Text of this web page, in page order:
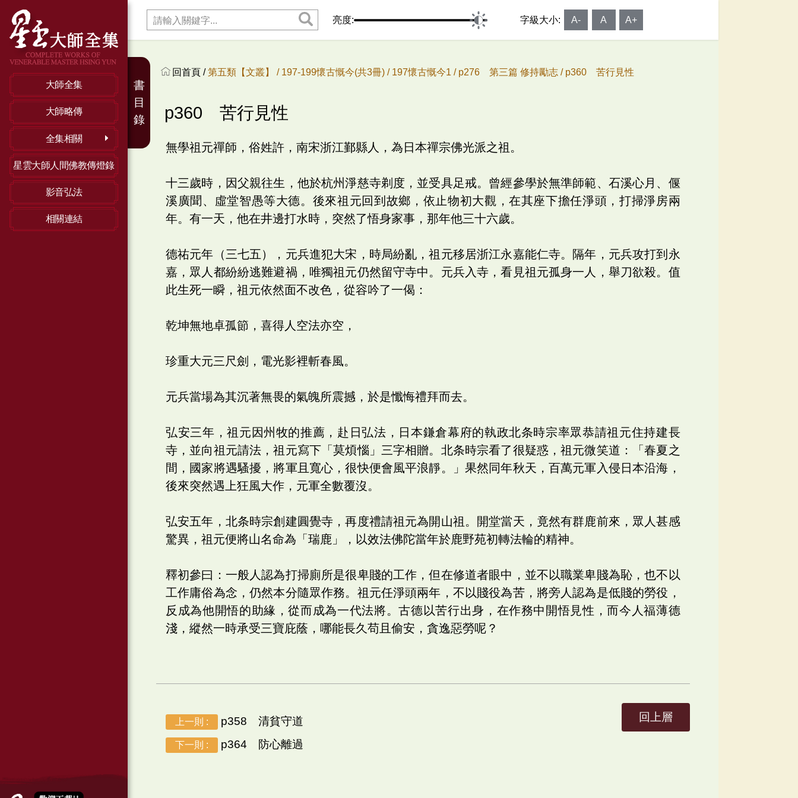
大師全集
大師略傳
全集相關
星雲大師人間佛教傳燈錄
影音弘法
相關連結
亮度: 字級大小: A- A A+
回首頁 /第五類【文叢】 / 197-199懷古慨今(共3冊) / 197懷古慨今1 / p276 第三篇 修持勵志 / p360 苦行見性
p360 苦行見性
無學祖元禪師，俗姓許，南宋浙江鄞縣人，為日本禪宗佛光派之祖。
十三歲時，因父親往生，他於杭州淨慈寺剃度，並受具足戒。曾經參學於無準師範、石溪心月、偃
溪廣聞、虛堂智愚等大德。後來祖元回到故鄉，依止物初大觀，在其座下擔任淨頭，打掃淨房兩
年。有一天，他在井邊打水時，突然了悟身家事，那年他三十六歲。
德祐元年（三七五），元兵進犯大宋，時局紛亂，祖元移居浙江永嘉能仁寺。隔年，元兵攻打到永
嘉，眾人都紛紛逃難避禍，唯獨祖元仍然留守寺中。元兵入寺，看見祖元孤身一人，舉刀欲殺。值
此生死一瞬，祖元依然面不改色，從容吟了一偈：
乾坤無地卓孤節，喜得人空法亦空，
珍重大元三尺劍，電光影裡斬春風。
元兵當場為其沉著無畏的氣魄所震撼，於是懺悔禮拜而去。
弘安三年，祖元因州牧的推薦，赴日弘法，日本鎌倉幕府的執政北条時宗率眾恭請祖元住持建長
寺，並向祖元請法，祖元寫下「莫煩惱」三字相贈。北条時宗看了很疑惑，祖元微笑道：「春夏之
間，國家將遇騷擾，將軍且寬心，很快便會風平浪靜。」果然同年秋天，百萬元軍入侵日本沿海，
後來突然遇上狂風大作，元軍全數覆沒。
弘安五年，北条時宗創建圓覺寺，再度禮請祖元為開山祖。開堂當天，竟然有群鹿前來，眾人甚感
驚異，祖元便將山名命為「瑞鹿」，以效法佛陀當年於鹿野苑初轉法輪的精神。
釋初參曰：一般人認為打掃廁所是很卑賤的工作，但在修道者眼中，並不以職業卑賤為恥，也不以
工作庸俗為念，仍然本分隨眾作務。祖元任淨頭兩年，不以賤役為苦，將旁人認為是低賤的勞役，
反成為他開悟的助緣，從而成為一代法將。古德以苦行出身，在作務中開悟見性，而今人福薄德
淺，縱然一時承受三寶庇蔭，哪能長久苟且偷安，貪逸惡勞呢？
上一則 : p358 清貧守道
下一則 : p364 防心離過
回上層
書
目
錄